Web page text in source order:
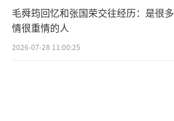
毛舜筠回忆和张国荣交往经历：是很多
情很重情的人
2026-07-28 11:00:25